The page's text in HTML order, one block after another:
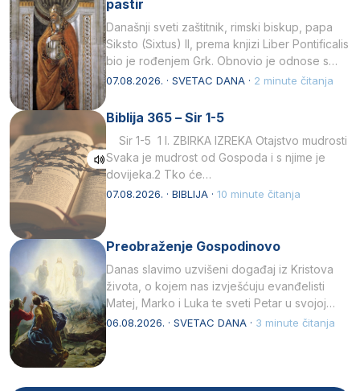
pastir
Današnji sveti zaštitnik, rimski biskup, papa
Siksto (Sixtus) II, prema knjizi Liber Pontificalis
bio je rođenjem Grk. Obnovio je odnose s
afričkim…
07.08.2026. · SVETAC DANA · 2 minute čitanja
Biblija 365 – Sir 1-5
Sir 1-5 1 I. ZBIRKA IZREKA Otajstvo mudrosti
Svaka je mudrost od Gospoda i s njime je
dovijeka.2 Tko će…
07.08.2026. · BIBLIJA · 10 minute čitanja
Preobraženje Gospodinovo
Danas slavimo uzvišeni događaj iz Kristova
života, o kojem nas izvješćuju evanđelisti
Matej, Marko i Luka te sveti Petar u svojoj
drugoj…
06.08.2026. · SVETAC DANA · 3 minute čitanja